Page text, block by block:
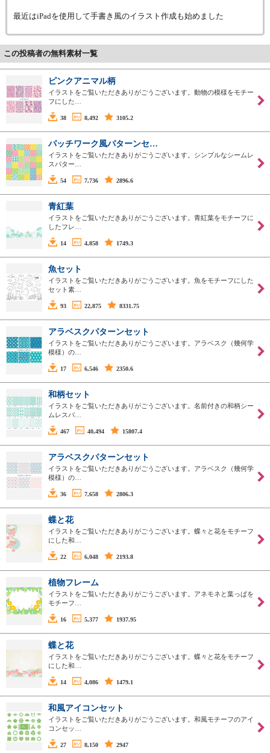
最近はiPadを使用して手書き風のイラスト作成も始めました
この投稿者の無料素材一覧
ピンクアニマル柄
イラストをご覧いただきありがごうございます。動物の模様をモチー
フにした…
38 8,492 3105.2
パッチワーク風パターンセ…
イラストをご覧いただきありがごうございます。シンプルなシームレ
スパター…
54 7,736 2896.6
青紅葉
イラストをご覧いただきありがごうございます。青紅葉をモチーフに
したフレ…
14 4,858 1749.3
魚セット
イラストをご覧いただきありがごうございます。魚をモチーフにした
セット素…
93 22,875 8331.75
アラベスクパターンセット
イラストをご覧いただきありがごうございます。アラベスク（幾何学
模様）の…
17 6,546 2350.6
和柄セット
イラストをご覧いただきありがごうございます。名前付きの和柄シー
ムレスパ…
467 40,494 15807.4
アラベスクパターンセット
イラストをご覧いただきありがごうございます。アラベスク（幾何学
模様）の…
36 7,658 2806.3
蝶と花
イラストをご覧いただきありがごうございます。蝶々と花をモチーフ
にした和…
22 6,048 2193.8
植物フレーム
イラストをご覧いただきありがごうございます。アネモネと葉っぱを
モチーフ…
16 5,377 1937.95
蝶と花
イラストをご覧いただきありがごうございます。蝶々と花をモチーフ
にした和…
14 4,086 1479.1
和風アイコンセット
イラストをご覧いただきありがごうございます。和風モチーフのアイ
コンセッ…
27 8,150 2947